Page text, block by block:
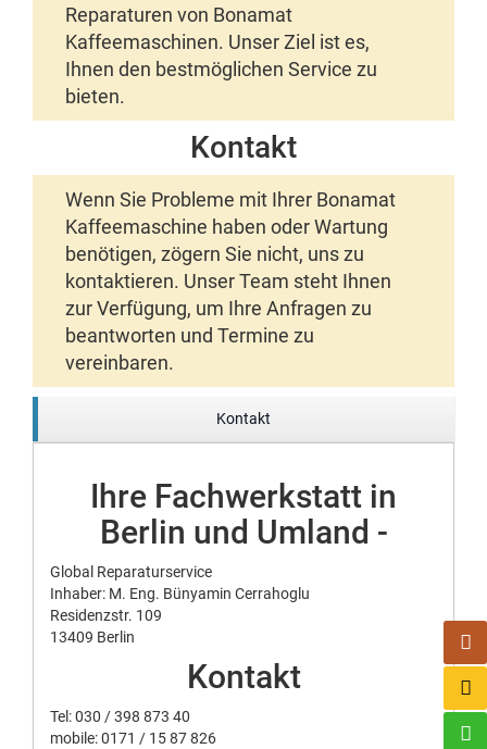
Reparaturen von Bonamat
Kaffeemaschinen. Unser Ziel ist es,
Ihnen den bestmöglichen Service zu
bieten.
Kontakt
Wenn Sie Probleme mit Ihrer Bonamat
Kaffeemaschine haben oder Wartung
benötigen, zögern Sie nicht, uns zu
kontaktieren. Unser Team steht Ihnen
zur Verfügung, um Ihre Anfragen zu
beantworten und Termine zu
vereinbaren.
Kontakt
Ihre Fachwerkstatt in
Berlin und Umland -
Global Reparaturservice
Inhaber: M. Eng. Bünyamin Cerrahoglu
Residenzstr. 109
13409 Berlin
Kontakt
Tel:030 / 398 873 40
mobile:0171 / 15 87 826